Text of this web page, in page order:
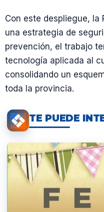
Con este despliegue, la
una estrategia de
prevención, el trabajo
tecnología aplicada al
consolidando un
toda la provincia.
TE PUEDE